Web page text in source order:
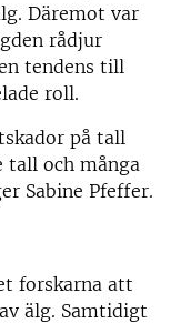
Däremot var
rådjur
tendens till
roll.
på tall
och många
Sabine Pfeffer.
forskarna att
älg. Samtidigt